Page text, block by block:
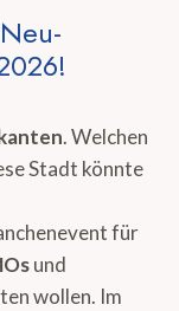
. Welchen
Stadt könnte
für
und
wollen. Im